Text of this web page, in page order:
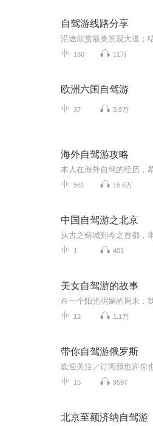
自驾游线路分享
180 11万
欧洲六国自驾游
37 3.9万
海外自驾游攻略
561 15.6万
中国自驾游之北京
1 401
美女自驾游的故事
12 1.1万
带你自驾游俄罗斯
15 9597
北京至额济纳自驾游